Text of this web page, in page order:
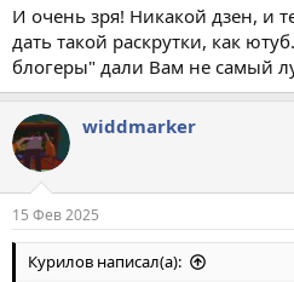
И очень зря! Никакой дзен, и
дать такой раскрутки, как
блогеры" дали Вам не самый
widdmarker
15 Фев 2025
Курилов написал(а):